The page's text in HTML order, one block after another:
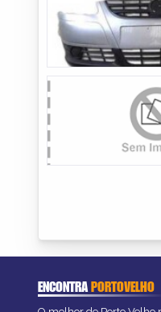
ENCONTRAPORTOVELHO